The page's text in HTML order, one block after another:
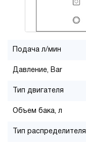
Подача л/мин
Давление, Bar
Тип двигателя
Объем бака, л
Тип распределителя